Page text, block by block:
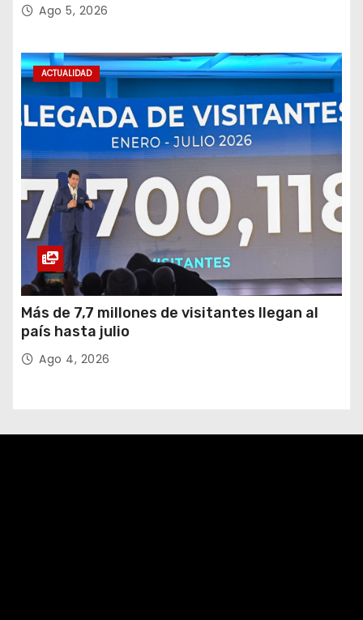
Ago 5, 2026
ACTUALIDAD
Más de 7,7 millones de visitantes llegan al
país hasta julio
Ago 4, 2026